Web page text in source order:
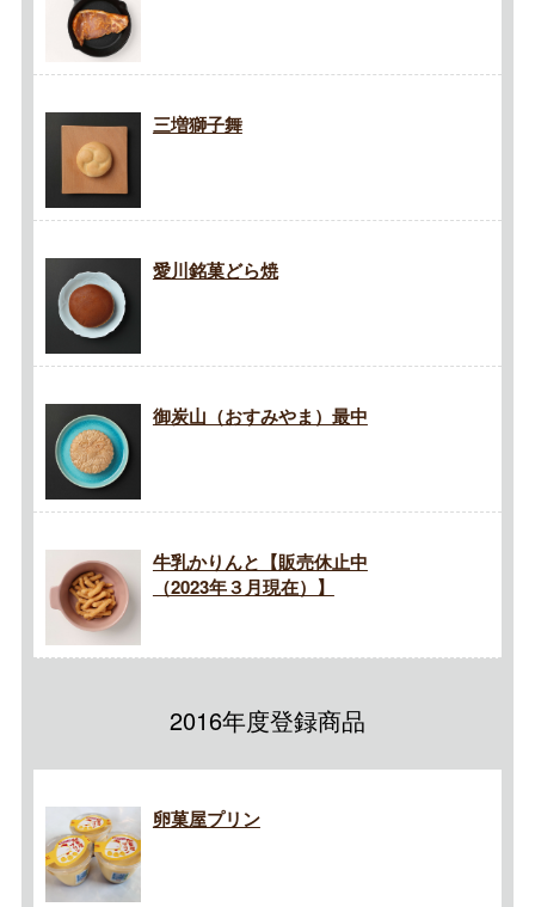
三増獅子舞
愛川銘菓どら焼
御炭山（おすみやま）最中
牛乳かりんと【販売休止中
（2023年３月現在）】
2016年度登録商品
卵菓屋プリン